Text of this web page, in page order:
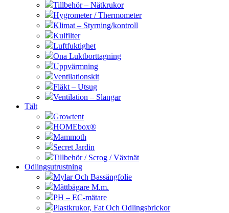
Tillbehör – Nätkrukor
Hygrometer / Thermometer
Klimat – Styrning/kontroll
Kulfilter
Luftfuktighet
Ona Luktborttagning
Uppvärmning
Ventilationskit
Fläkt – Utsug
Ventilation – Slangar
Tält
Growtent
HOMEbox®
Mammoth
Secret Jardin
Tillbehör / Scrog / Växtnät
Odlingsutrustning
Mylar Och Bassängfolie
Måttbägare M.m.
PH – EC-mätare
Plastkrukor, Fat Och Odlingsbrickor